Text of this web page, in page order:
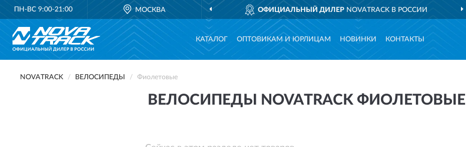
ПН-ВС 9:00-21:00 МОСКВА ОФИЦИАЛЬНЫЙ ДИЛЕР NOVATRACK В РОССИИ
КАТАЛОГ ОПТОВИКАМ И ЮРЛИЦАМ НОВИНКИ КОНТАКТЫ
NOVATRACK ВЕЛОСИПЕДЫ Фиолетовые
ВЕЛОСИПЕДЫ NOVATRACK ФИОЛЕТОВЫЕ